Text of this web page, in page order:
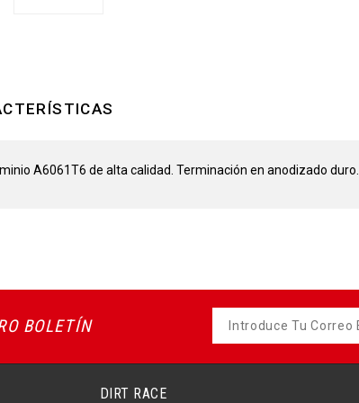
A6061T6 de alta calidad. Terminación en anodizado duro.
BOLETÍN
DIRT RACE